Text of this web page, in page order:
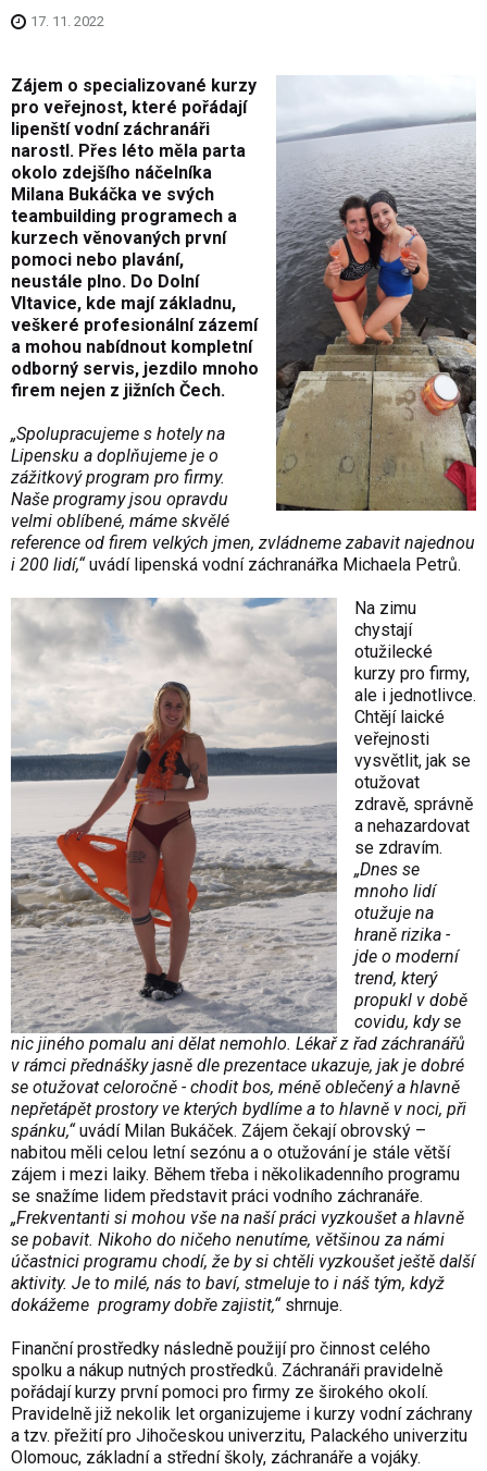
17. 11. 2022
Zájem o specializované kurzy
pro veřejnost, které pořádají
lipenští vodní záchranáři
narostl. Přes léto měla parta
okolo zdejšího náčelníka
Milana Bukáčka ve svých
teambuilding programech a
kurzech věnovaných první
pomoci nebo plavání,
neustále plno. Do Dolní
Vltavice, kde mají základnu,
veškeré profesionální zázemí
a mohou nabídnout kompletní
odborný servis, jezdilo mnoho
firem nejen z jižních Čech.
„Spolupracujeme s hotely na
Lipensku a doplňujeme je o
zážitkový program pro firmy.
Naše programy jsou opravdu
velmi oblíbené, máme skvělé
reference od firem velkých jmen, zvládneme zabavit najednou
i 200 lidí,“ uvádí lipenská vodní záchranářka Michaela Petrů.
Na zimu
chystají
otužilecké
kurzy pro firmy,
ale i jednotlivce.
Chtějí laické
veřejnosti
vysvětlit, jak se
otužovat
zdravě, správně
a nehazardovat
se zdravím.
„Dnes se
mnoho lidí
otužuje na
hraně rizika -
jde o moderní
trend, který
propukl v době
covidu, kdy se
nic jiného pomalu ani dělat nemohlo. Lékař z řad záchranářů
v rámci přednášky jasně dle prezentace ukazuje, jak je dobré
se otužovat celoročně - chodit bos, méně oblečený a hlavně
nepřetápět prostory ve kterých bydlíme a to hlavně v noci, při
spánku,“ uvádí Milan Bukáček. Zájem čekají obrovský –
nabitou měli celou letní sezónu a o otužování je stále větší
zájem i mezi laiky. Během třeba i několikadenního programu
se snažíme lidem představit práci vodního záchranáře.
„Frekventanti si mohou vše na naší práci vyzkoušet a hlavně
se pobavit. Nikoho do ničeho nenutíme, většinou za námi
účastnici programu chodí, že by si chtěli vyzkoušet ještě další
aktivity. Je to milé, nás to baví, stmeluje to i náš tým, když
dokážeme programy dobře zajistit,“ shrnuje.
Finanční prostředky následně použijí pro činnost celého
spolku a nákup nutných prostředků. Záchranáři pravidelně
pořádají kurzy první pomoci pro firmy ze širokého okolí.
Pravidelně již nekolik let organizujeme i kurzy vodní záchrany
a tzv. přežití pro Jihočeskou univerzitu, Palackého univerzitu
Olomouc, základní a střední školy, záchranáře a vojáky.